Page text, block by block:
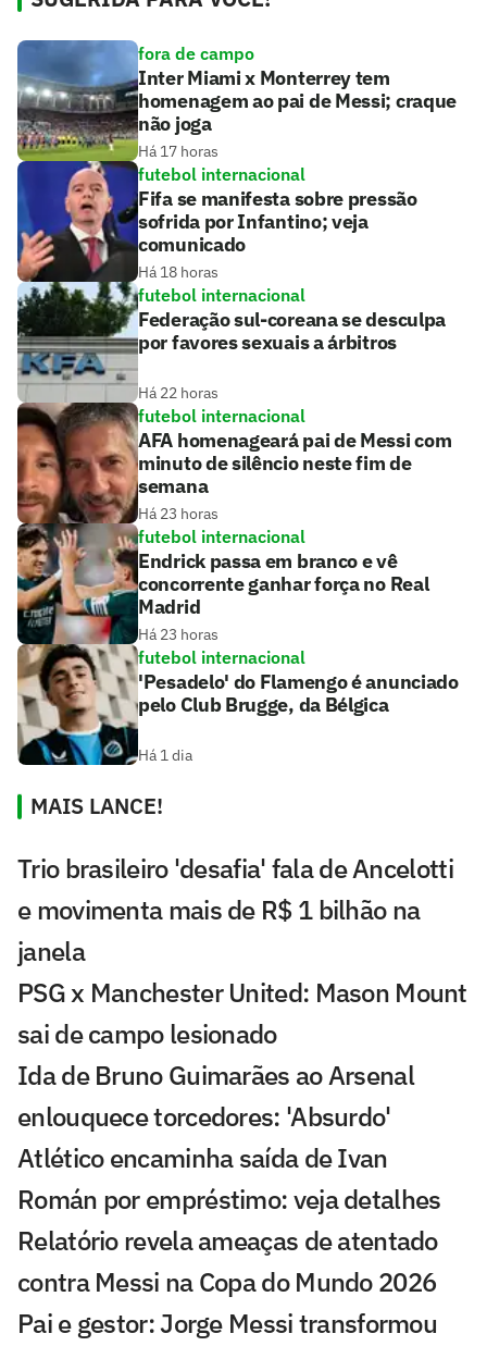
fora de campo
Inter Miami x Monterrey tem
homenagem ao pai de Messi; craque
não joga
Há 17 horas
futebol internacional
Fifa se manifesta sobre pressão
sofrida por Infantino; veja
comunicado
Há 18 horas
futebol internacional
Federação sul-coreana se desculpa
por favores sexuais a árbitros
Há 22 horas
futebol internacional
AFA homenageará pai de Messi com
minuto de silêncio neste fim de
semana
Há 23 horas
futebol internacional
Endrick passa em branco e vê
concorrente ganhar força no Real
Madrid
Há 23 horas
futebol internacional
'Pesadelo' do Flamengo é anunciado
pelo Club Brugge, da Bélgica
Há 1 dia
MAIS LANCE!
Trio brasileiro 'desafia' fala de Ancelotti
e movimenta mais de R$ 1 bilhão na
janela
PSG x Manchester United: Mason Mount
sai de campo lesionado
Ida de Bruno Guimarães ao Arsenal
enlouquece torcedores: 'Absurdo'
Atlético encaminha saída de Ivan
Román por empréstimo: veja detalhes
Relatório revela ameaças de atentado
contra Messi na Copa do Mundo 2026
Pai e gestor: Jorge Messi transformou